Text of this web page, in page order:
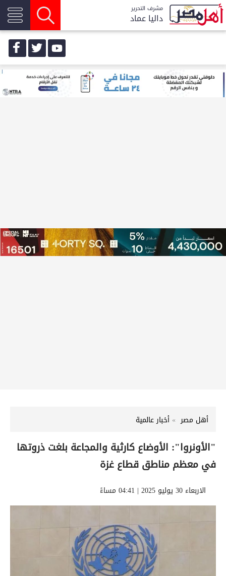
مشرف التحرير
داليا عماد
أهل مصر أخبار عالمية
"الأونروا": الأوضاع كارثية والمجاعة بلغت ذروتها
في معظم مناطق قطاع غزة
الاربعاء 30 يوليو 2025 | 04:41 مساءً